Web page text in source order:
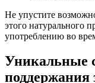
Не упустите
этого натурального
употреблению во
Уникальные
поддержания